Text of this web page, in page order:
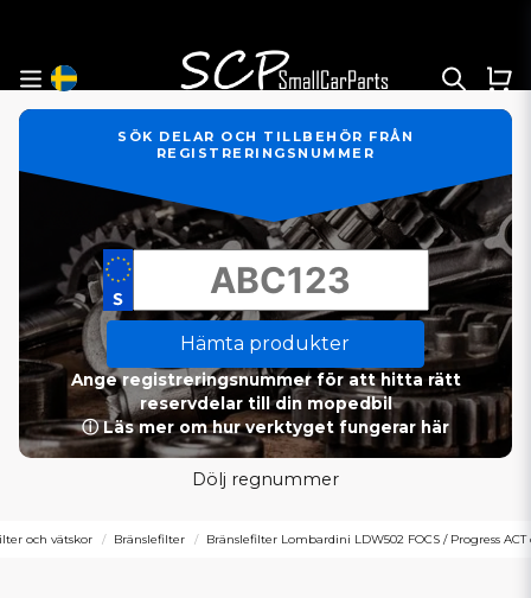
SÖK DELAR OCH TILLBEHÖR FRÅN
REGISTRERINGSNUMMER
Hämta produkter
Ange registreringsnummer för att hitta rätt
reservdelar till din mopedbil
ⓘ Läs mer om hur verktyget fungerar här
Dölj regnummer
och vätskor Bränslefilter Bränslefilter Lombardini LDW502 FOCS / Progress